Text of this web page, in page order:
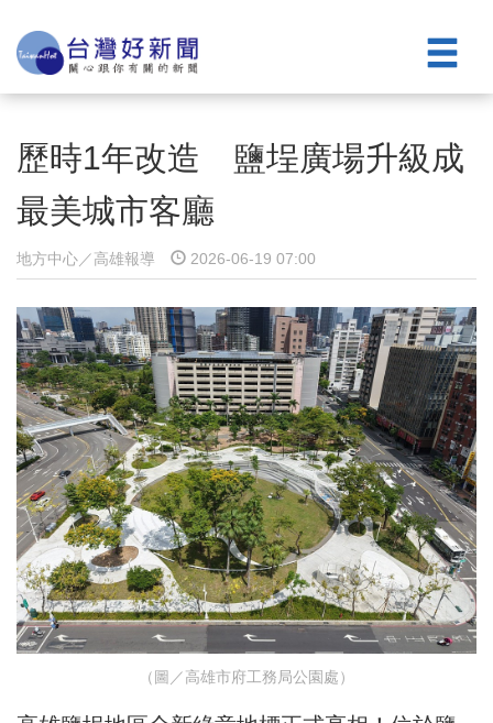
歷時1年改造 鹽埕廣場升級成
最美城市客廳
地方中心／高雄報導 2026-06-19 07:00
（圖／高雄市府工務局公園處）